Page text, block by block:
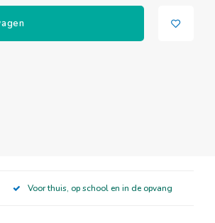
Voor thuis, op school en in de opvang